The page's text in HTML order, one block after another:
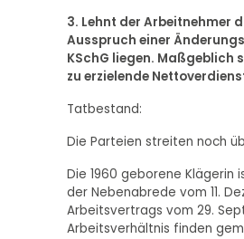
3. Lehnt der Arbeitnehmer
Ausspruch einer
KSchG liegen. Maßgeblich
zu erzielende
Tatbestand:
Die Parteien streiten noch
Die 1960 geborene
der Nebenabrede vom 11.
Arbeitsvertrags vom 29.
Arbeitsverhältnis finden